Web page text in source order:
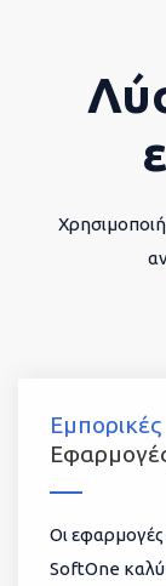
Εμπορικές
Οι εφαρμογές
SoftOne